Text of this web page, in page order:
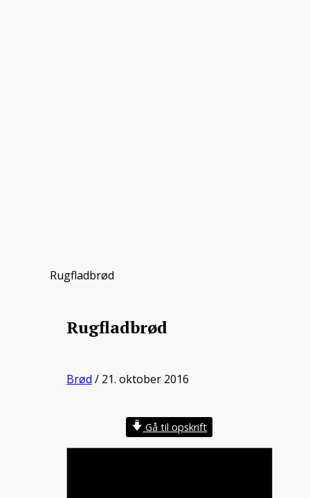
Rugfladbrød
Rugfladbrød
Brød / 21. oktober 2016
Gå til opskrift